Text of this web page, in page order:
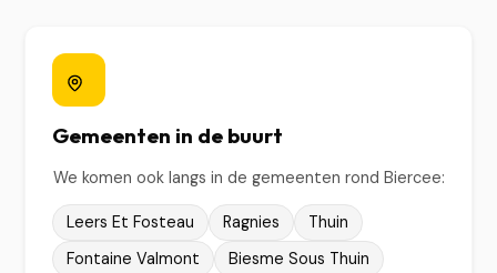
Gemeenten in de buurt
We komen ook langs in de gemeenten rond Biercee:
Leers Et Fosteau Ragnies
Thuin
Fontaine Valmont
Biesme Sous Thuin